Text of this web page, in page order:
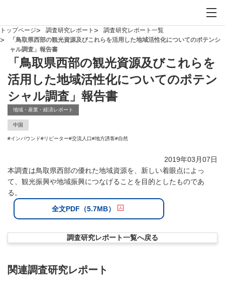
トップページ 調査研究レポート
調査研究レポート一覧
「鳥取県西部の観光資源及びこれらを活用した地域活性化についてのポテンシ
ャル調査」報告書
「鳥取県西部の観光資源及びこれらを
活用した地域活性化についてのポテン
シャル調査」報告書
地域・産業・経済レポート
中国
#インバウンド#リピーター#交流人口#地方誘客#自然
2019年03月07日
本調査は鳥取県西部の優れた地域資源を、新しい着眼点によっ
て、観光振興や地域振興につなげることを目的としたものであ
る。
全文PDF（5.7MB）
調査研究レポート一覧へ戻る
関連調査研究レポート